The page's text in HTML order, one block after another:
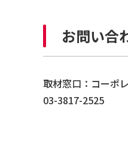
お問い合
取材窓口：コーポ
03-3817-2525